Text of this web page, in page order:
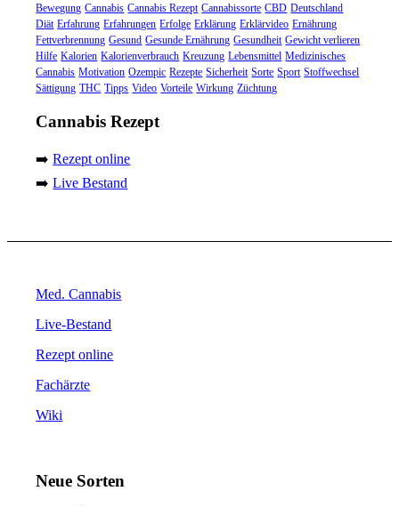
Bewegung Cannabis Cannabis Rezept Cannabissorte CBD Deutschland
Diät Erfahrung Erfahrungen Erfolge Erklärung Erklärvideo Ernährung
Fettverbrennung Gesund Gesunde Ernährung Gesundheit Gewicht verlieren
Hilfe Kalorien Kalorienverbrauch Kreuzung Lebensmittel Medizinisches
Cannabis Motivation Ozempic Rezepte Sicherheit Sorte Sport Stoffwechsel
Sättigung THC Tipps Video Vorteile Wirkung Züchtung
Cannabis Rezept
➡️Rezept online
➡️Live Bestand
Med. Cannabis
Live-Bestand
Rezept online
Fachärzte
Wiki
Neue Sorten